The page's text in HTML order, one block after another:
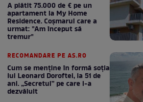
A plătit 75.000 de € pe un
apartament la My Home
Residence. Coşmarul care a
urmat: "Am început să
tremur"
RECOMANDARE PE AS.RO
Cum se menţine în formă soţia
lui Leonard Doroftei, la 51 de
ani. „Secretul” pe care l-a
dezvăluit